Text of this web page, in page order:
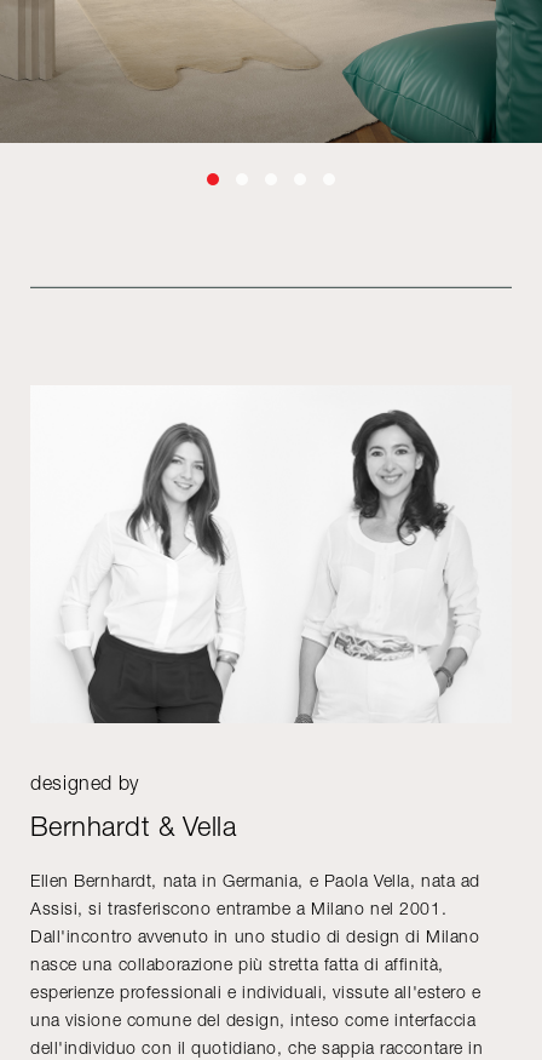
designed by
Bernhardt & Vella
Ellen Bernhardt, nata in Germania, e Paola Vella, nata ad
Assisi, si trasferiscono entrambe a Milano nel 2001.
Dall'incontro avvenuto in uno studio di design di Milano
nasce una collaborazione più stretta fatta di affinità,
esperienze professionali e individuali, vissute all'estero e
una visione comune del design, inteso come interfaccia
dell'individuo con il quotidiano, che sappia raccontare in